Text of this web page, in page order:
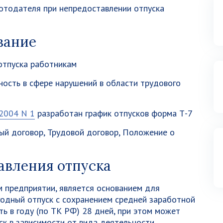
при непредоставлении отпуска
работникам
в сфере нарушений в области трудового
N 1 разработан график отпусков форма Т-7
договор, Трудовой договор, Положение о
отпуска
является основанием для
отпуск с сохранением средней заработной
в году (по ТК РФ) 28 дней, при этом может